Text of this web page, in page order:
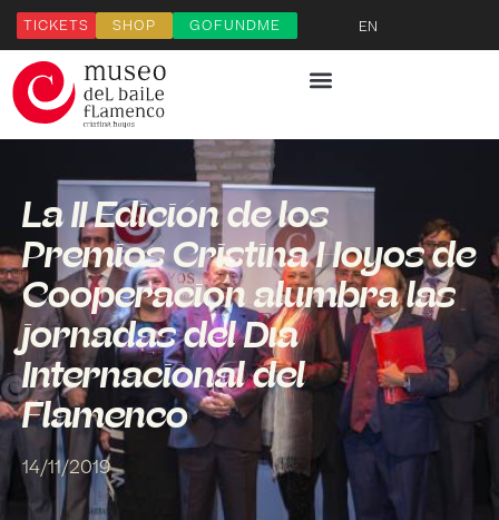
TICKETS SHOP GOFUNDME EN
La II Edición de los
Premios Cristina Hoyos de
Cooperación alumbra las
jornadas del Día
Internacional del
Flamenco
14/11/2019